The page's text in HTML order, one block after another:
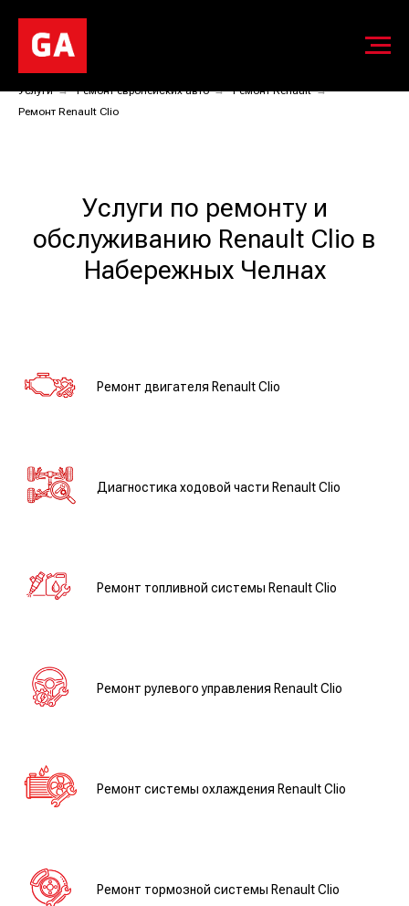
Услуги → Ремонт европейских авто → Ремонт Renault →
Ремонт Renault Clio
Услуги по ремонту и
обслуживанию Renault Clio в
Набережных Челнах
Ремонт двигателя Renault Clio
Диагностика ходовой части Renault Clio
Ремонт топливной системы Renault Clio
Ремонт рулевого управления Renault Clio
Ремонт системы охлаждения Renault Clio
Ремонт тормозной системы Renault Clio